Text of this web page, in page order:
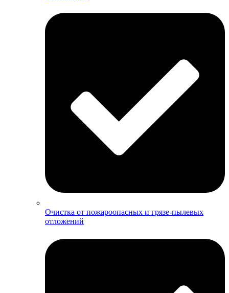
Очистка от пожароопасных и грязе-пылевых
отложений